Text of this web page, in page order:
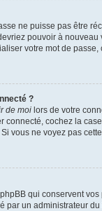
ne puisse pas être
pouvoir à nouveau
votre mot de passe,
?
de moi lors de votre
connecté, cochez la case
vous ne voyez pas
qui conservent
par un administrateur